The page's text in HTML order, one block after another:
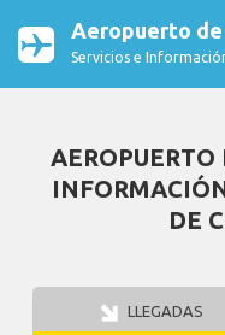
Aeropuerto de
Servicios e
DE
LLEGADAS